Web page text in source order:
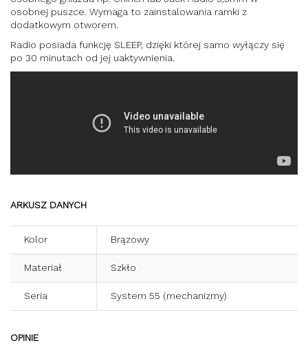
osobnej puszce. Wymaga to zainstalowania ramki z
dodatkowym otworem.
Radio posiada funkcję SLEEP, dzięki której samo wyłączy się
po 30 minutach od jej uaktywnienia.
ARKUSZ DANYCH
Kolor Brązowy
Materiał Szkło
Seria System 55 (mechanizmy)
OPINIE